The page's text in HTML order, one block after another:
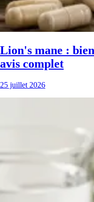
Lion's mane :
avis complet
25 juillet 2026